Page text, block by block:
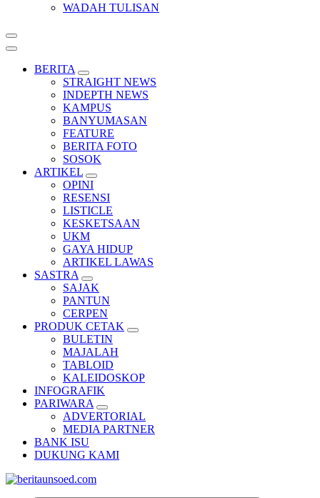
WADAH TULISAN
BERITA
STRAIGHT NEWS
INDEPTH NEWS
KAMPUS
BANYUMASAN
FEATURE
BERITA FOTO
SOSOK
ARTIKEL
OPINI
RESENSI
LISTICLE
KESKETSAAN
UKM
GAYA HIDUP
ARTIKEL LAWAS
SASTRA
SAJAK
PANTUN
CERPEN
PRODUK CETAK
BULETIN
MAJALAH
TABLOID
KALEIDOSKOP
INFOGRAFIK
PARIWARA
ADVERTORIAL
MEDIA PARTNER
BANK ISU
DUKUNG KAMI